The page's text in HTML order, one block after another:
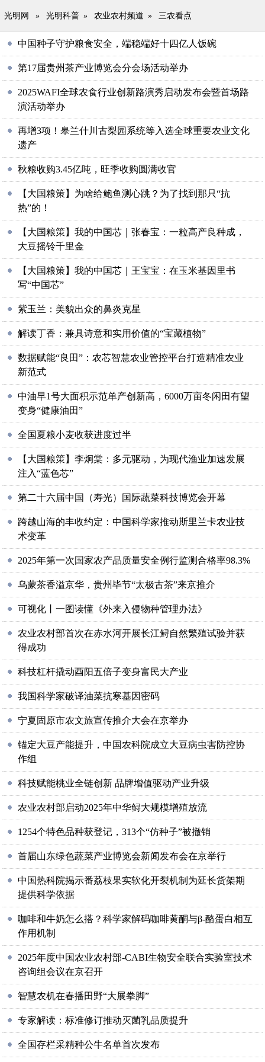
光明网 » 光明科普 » 农业农村频道 » 三农看点
中国种子守护粮食安全，端稳端好十四亿人饭碗
第17届贵州茶产业博览会分会场活动举办
2025WAFI全球农食行业创新路演秀启动发布会暨首场路
演活动举办
再增3项！皋兰什川古梨园系统等入选全球重要农业文化
遗产
秋粮收购3.45亿吨，旺季收购圆满收官
【大国粮策】为啥给鲍鱼测心跳？为了找到那只“抗
热”的！
【大国粮策】我的中国芯｜张春宝：一粒高产良种成，
大豆摇铃千里金
【大国粮策】我的中国芯｜王宝宝：在玉米基因里书
写“中国芯”
紫玉兰：美貌出众的鼻炎克星
解读丁香：兼具诗意和实用价值的“宝藏植物”
数据赋能“良田”：农芯智慧农业管控平台打造精准农业
新范式
中油早1号大面积示范单产创新高，6000万亩冬闲田有望
变身“健康油田”
全国夏粮小麦收获进度过半
【大国粮策】李炯棠：多元驱动，为现代渔业加速发展
注入“蓝色芯”
第二十六届中国（寿光）国际蔬菜科技博览会开幕
跨越山海的丰收约定：中国科学家推动斯里兰卡农业技
术变革
2025年第一次国家农产品质量安全例行监测合格率98.3%
乌蒙茶香溢京华，贵州毕节“太极古茶”来京推介
可视化丨一图读懂《外来入侵物种管理办法》
农业农村部首次在赤水河开展长江鲟自然繁殖试验并获
得成功
科技杠杆撬动酉阳五倍子变身富民大产业
我国科学家破译油菜抗寒基因密码
宁夏固原市农文旅宣传推介大会在京举办
锚定大豆产能提升，中国农科院成立大豆病虫害防控协
作组
科技赋能桃业全链创新 品牌增值驱动产业升级
农业农村部启动2025年中华鲟大规模增殖放流
1254个特色品种获登记，313个“仿种子”被撤销
首届山东绿色蔬菜产业博览会新闻发布会在京举行
中国热科院揭示番荔枝果实软化开裂机制为延长货架期
提供科学依据
咖啡和牛奶怎么搭？科学家解码咖啡黄酮与β-酪蛋白相互
作用机制
2025年度中国农业农村部-CABI生物安全联合实验室技术
咨询组会议在京召开
智慧农机在春播田野“大展拳脚”
专家解读：标准修订推动灭菌乳品质提升
全国存栏采精种公牛名单首次发布